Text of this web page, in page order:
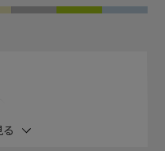
ルを イメージし、着心